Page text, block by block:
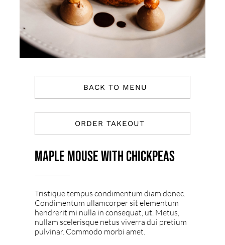
BACK TO MENU
ORDER TAKEOUT
Maple Mouse With Chickpeas
Tristique tempus condimentum diam donec.
Condimentum ullamcorper sit elementum
hendrerit mi nulla in consequat, ut. Metus,
nullam scelerisque netus viverra dui pretium
pulvinar. Commodo morbi amet.